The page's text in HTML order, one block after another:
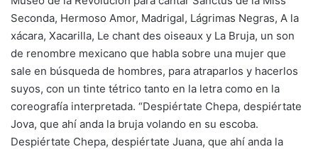
Seconda, Hermoso Amor, Madrigal, Lágrimas Negras, A la
xácara, Xacarilla, Le chant des oiseaux y La Bruja, un son
de renombre mexicano que habla sobre una mujer que
sale en búsqueda de hombres, para atraparlos y hacerlos
suyos, con un tinte tétrico tanto en la letra como en la
coreografía interpretada. “Despiértate Chepa, despiértate
Jova, que ahí anda la bruja volando en su escoba.
Despiértate Chepa, despiértate Juana, que ahí anda la